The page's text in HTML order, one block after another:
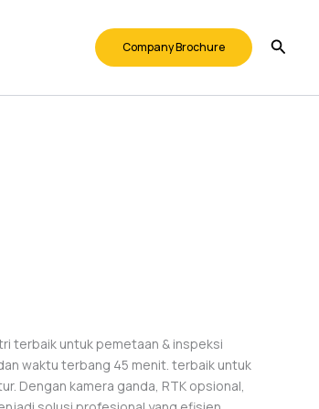
Company Brochure
terbaik untuk pemetaan & inspeksi
waktu terbang 45 menit. terbaik untuk
Dengan kamera ganda, RTK opsional,